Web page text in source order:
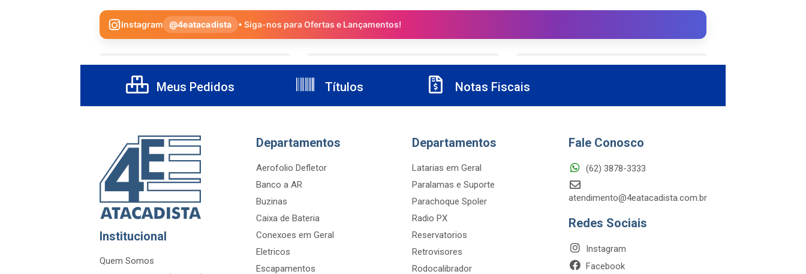
Instagram @4eatacadista • Siga-nos para Ofertas e Lançamentos!
Meus Pedidos Títulos Notas Fiscais
Institucional
Quem Somos
Departamentos
Aerofolio Defletor
Banco a AR
Buzinas
Caixa de Bateria
Conexoes em Geral
Eletricos
Escapamentos
Departamentos
Latarias em Geral
Paralamas e Suporte
Parachoque Spoler
Radio PX
Reservatorios
Retrovisores
Rodocalibrador
Fale Conosco
(62) 3878-3333
atendimento@4eatacadista.com.br
Redes Sociais
Instagram
Facebook